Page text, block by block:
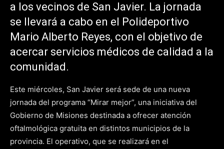
a los vecinos de San Javier. La jornada
se llevará a cabo en el Polideportivo
Mario Alberto Reyes, con el objetivo de
acercar servicios médicos de calidad a la
comunidad.
Este miércoles, San Javier será sede de una nueva
jornada del programa “Mirar mejor”, una iniciativa del
Gobierno de Misiones destinada a ofrecer atención
oftalmológica gratuita en distintos municipios de la
provincia. El operativo, que se realizará en el